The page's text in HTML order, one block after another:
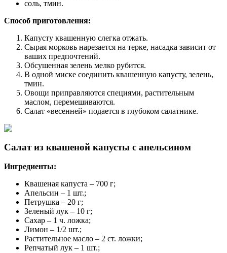
соль, тмин.
Способ приготовления:
Капусту квашенную слегка отжать.
Сырая морковь нарезается на терке, насадка зависит от
ваших предпочтений.
Обсушенная зелень мелко рубится.
В одной миске соединить квашенную капусту, зелень,
тмин.
Овощи приправляются специями, растительным
маслом, перемешиваются.
Салат «весенней» подается в глубоком салатнике.
Салат из квашеной капусты с апельсином
Ингредиенты:
Квашеная капуста – 700 г;
Апельсин – 1 шт.;
Петрушка – 20 г;
Зеленый лук – 10 г;
Сахар – 1 ч. ложка;
Лимон – 1/2 шт.;
Растительное масло – 2 ст. ложки;
Репчатый лук – 1 шт.;